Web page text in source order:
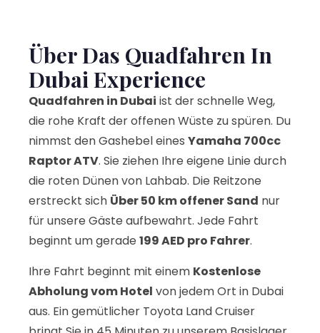
Über Das Quadfahren In
Dubai Experience
Quadfahren in Dubai ist der schnelle Weg,
die rohe Kraft der offenen Wüste zu spüren. Du
nimmst den Gashebel eines Yamaha 700cc
Raptor ATV. Sie ziehen Ihre eigene Linie durch
die roten Dünen von Lahbab. Die Reitzone
erstreckt sich Über 50 km offener Sand nur
für unsere Gäste aufbewahrt. Jede Fahrt
beginnt um gerade 199 AED pro Fahrer.
Ihre Fahrt beginnt mit einem Kostenlose
Abholung vom Hotel von jedem Ort in Dubai
aus. Ein gemütlicher Toyota Land Cruiser